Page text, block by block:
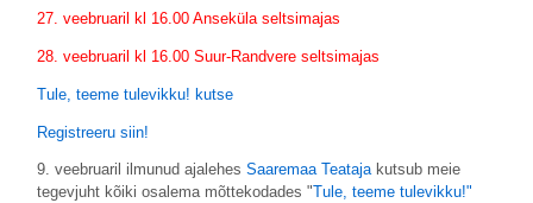
27. veebruaril kl 16.00 Anseküla seltsimajas
28. veebruaril kl 16.00 Suur-Randvere seltsimajas
Tule, teeme tulevikku! kutse
Registreeru siin!
9. veebruaril ilmunud ajalehes Saaremaa Teatajakutsub meie
tegevjuht kõiki osalema mõttekodades "Tule, teeme tulevikku!"